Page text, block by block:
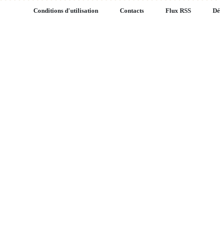
Conditions d'utilisation Contacts Flux RSS